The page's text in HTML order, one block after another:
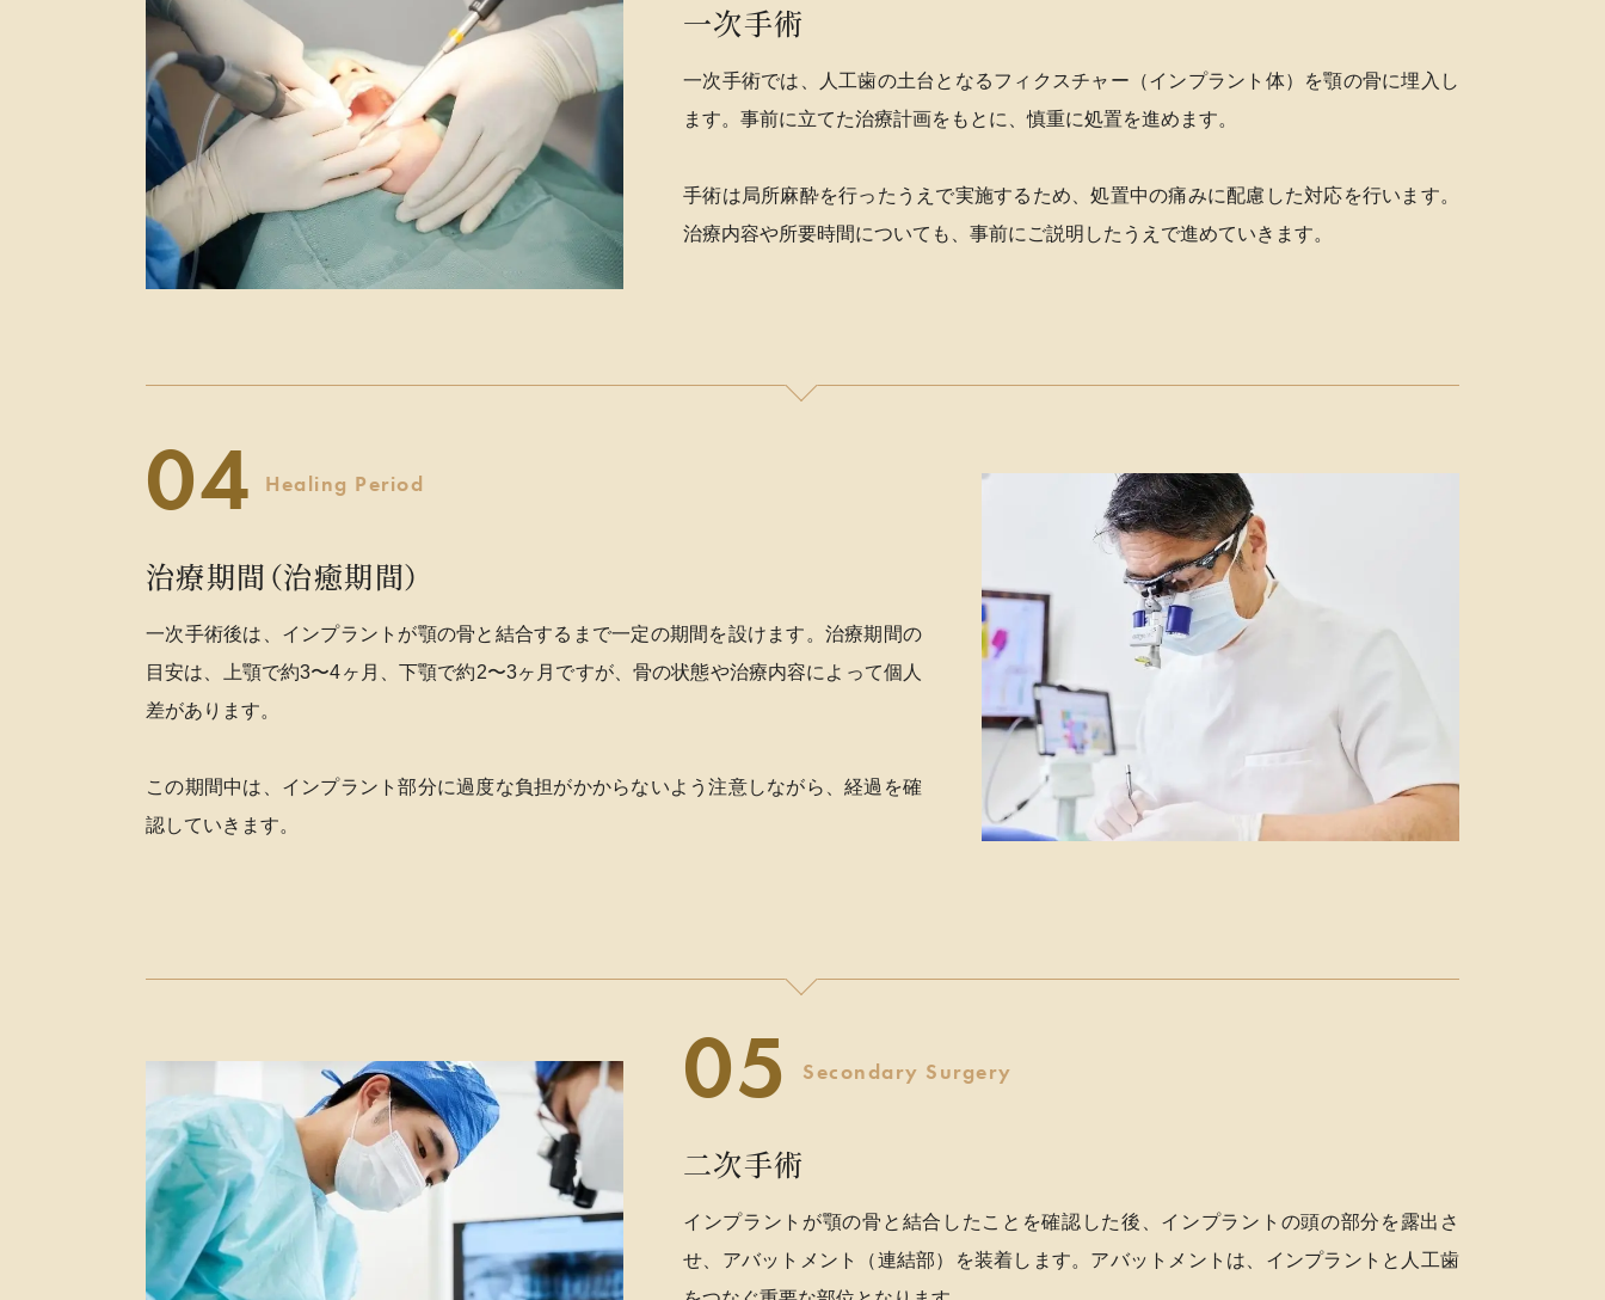
一次手術
一次手術では、人工歯の土台となるフィクスチャー（インプラント体）を顎の骨に埋入し
ます。事前に立てた治療計画をもとに、慎重に処置を進めます。
手術は局所麻酔を行ったうえで実施するため、処置中の痛みに配慮した対応を行います。
治療内容や所要時間についても、事前にご説明したうえで進めていきます。
Healing Period
治療期間（治癒期間）
一次手術後は、インプラントが顎の骨と結合するまで一定の期間を設けます。治療期間の
目安は、上顎で約3〜4ヶ月、下顎で約2〜3ヶ月ですが、骨の状態や治療内容によって個人
差があります。
この期間中は、インプラント部分に過度な負担がかからないよう注意しながら、経過を確
認していきます。
Secondary Surgery
二次手術
インプラントが顎の骨と結合したことを確認した後、インプラントの頭の部分を露出さ
せ、アバットメント（連結部）を装着します。アバットメントは、インプラントと人工歯